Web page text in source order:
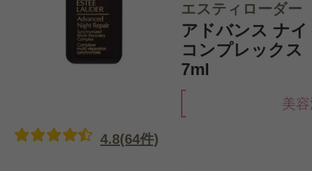
エスティローダー
アドバンス ナ
コンプレックス
7ml
美
4.8(64件)